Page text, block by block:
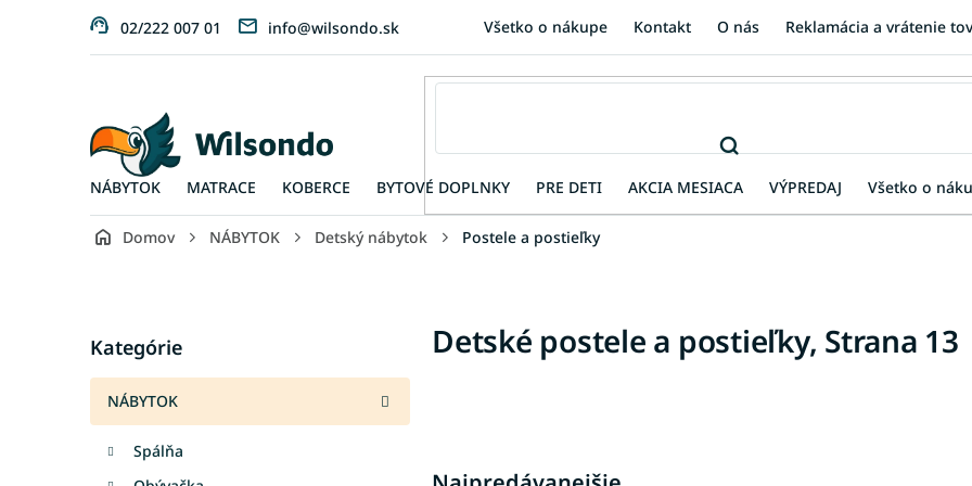
02/222 007 01 info@wilsondo.sk Všetko o nákupe Kontakt O nás Reklamácia a vrátenie
NÁBYTOK MATRACE KOBERCE BYTOVÉ DOPLNKY PRE DETI AKCIA MESIACA VÝPREDAJ Všetko o
Domov NÁBYTOK Detský nábytok Postele a postieľky
n
ý
p
kategórie
Kategórie
NÁBYTOK
Spálňa
Detské postele a postieľky, Strana 13